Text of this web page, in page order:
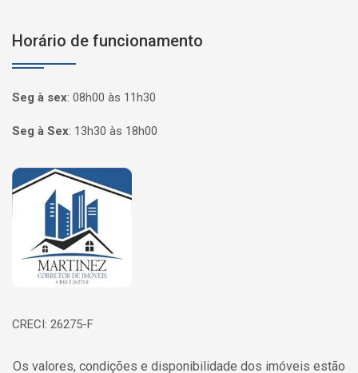
Horário de funcionamento
Seg à sex: 08h00 às 11h30
Seg à Sex: 13h30 às 18h00
Página inicial
CRECI: 26275-F
Os valores, condições e disponibilidade dos imóveis estão